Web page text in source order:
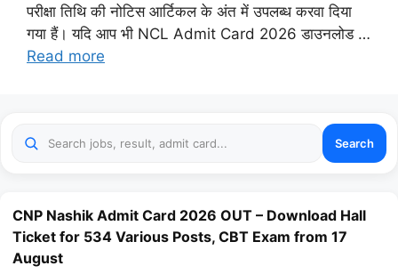
परीक्षा तिथि की नोटिस आर्टिकल के अंत में उपलब्ध करवा दिया
गया हैं। यदि आप भी NCL Admit Card 2026 डाउनलोड …
Read more
Search
CNP Nashik Admit Card 2026 OUT – Download Hall
Ticket for 534 Various Posts, CBT Exam from 17
August